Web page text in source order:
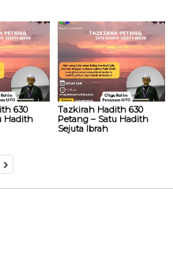
630
Hadith
Tazkirah Hadith 630
Petang – Satu Hadith
Sejuta Ibrah